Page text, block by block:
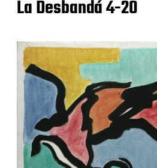
La Desbandá 4-20